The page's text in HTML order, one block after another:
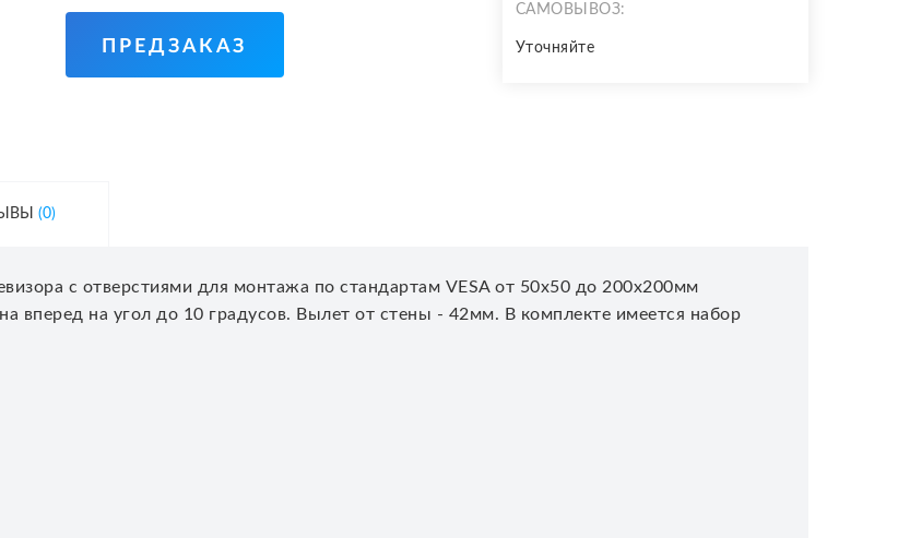
ПРЕДЗАКАЗ
САМОВЫВОЗ:
Уточняйте
(0)
с отверстиями для монтажа по стандартам VESA от 50х50 до 200х200мм
вперед на угол до 10 градусов. Вылет от стены - 42мм. В комплекте имеется набор